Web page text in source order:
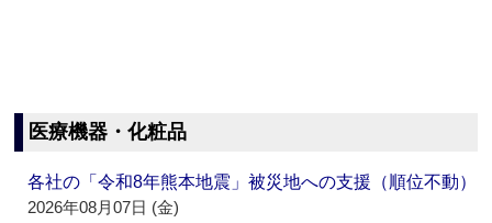
医療機器・化粧品
各社の「令和8年熊本地震」被災地への支援（順位不動）
2026年08月07日 (金)